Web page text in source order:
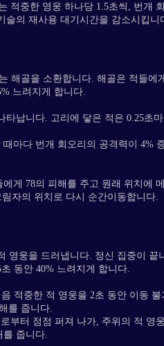
적중한 영웅 하나당 1.5초씩, 번개
술의 재사용 대기시간을 감소시킵니
해골을 소환합니다. 해골은 적들에
느려지게 합니다.
타납니다. 고리에 닿은 적은 0.25초
마다 번개 회오리의 공격력이 4%
게 78의 피해를 주고 원래 위치에
자의 위치로 다시 순간이동합니다.
영웅을 드러냅니다. 정신 집중이 끝
동안 40% 느려지게 합니다.
적중한 적 영웅을 2초 동안 이동 불
를 줍니다.
부터 점점 퍼져 나가, 주위의 적 영
줍니다.